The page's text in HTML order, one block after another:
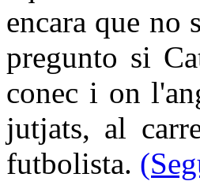
encara que no
pregunto si
conec i on
jutjats, al
futbolista.